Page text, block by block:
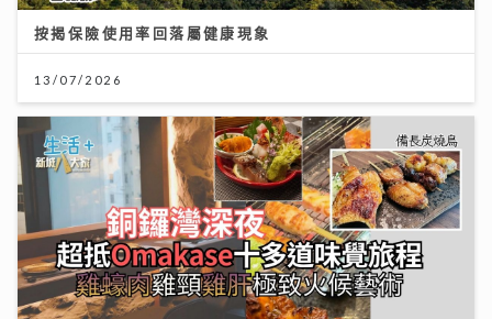
按揭保險使用率回落屬健康現象
13/07/2026